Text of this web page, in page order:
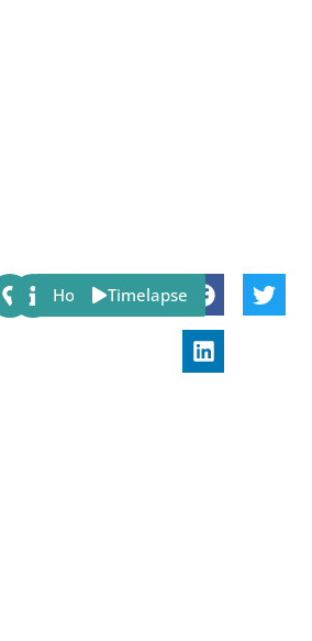
Share:
Host Timelapse